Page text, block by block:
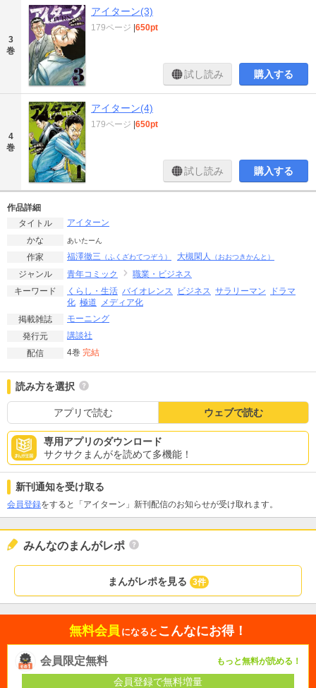
3
巻
アイターン(3)
179ページ 650pt
試し読み 購入する
4
巻
アイターン(4)
179ページ 650pt
試し読み 購入する
作品詳細
タイトル
アイターン
かな
あいたーん
作家 福澤徹三 （ふくざわてつぞう） 大槻閑人 （おおつきかんと）
ジャンル 青年コミック
職業・ビジネス
キーワード
くらし・生活 バイオレンス ビジネス サラリーマン
ドラマ
化 極道
メディア化
掲載雑誌
モーニング
発行元
講談社
配信
4巻 完結
読み方を選択
アプリで読む ウェブで読む
専用アプリのダウンロード
サクサクまんがを読めて多機能！
新刊通知を受け取る
会員登録をすると「アイターン」新刊配信のお知らせが受け取れます。
みんなのまんがレポ
まんがレポを見る 3件
無料会員 になると こんなにお得！
会員限定無料 もっと無料が読める！
会員登録で無料増量